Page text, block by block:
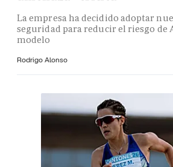
La empresa ha decidido adoptar
seguridad para reducir el riesgo de
modelo
Rodrigo Alonso